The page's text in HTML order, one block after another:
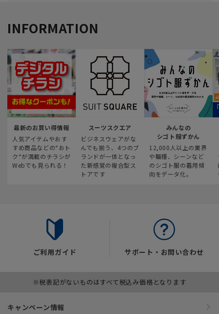
INFORMATION
最新のお買い得情報
人気アイテムやおす
すめ商品などの“おト
ク“が満載のチラシが
Webでも見られる！
スーツスクエア
ビジネスウェアがな
んでも揃う、4つのブ
ランドが一体となっ
た新感覚の複合型ス
トアです
みんなの
シゴト服ずかん
12,000人以上の業界
や職種、シーンなど
のシゴト服の着用傾
向をデータ化。
ご利用ガイド サポート・お問い合わせ
※税表記がないものはすべて税込み価格となります
キャンペーン情報